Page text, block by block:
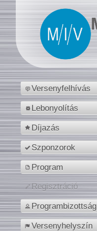
Versenyfelhívás
Lebonyolítás
Díjazás
Szponzorok
Program
Regisztráció
Programbizottság
Versenyhelyszín